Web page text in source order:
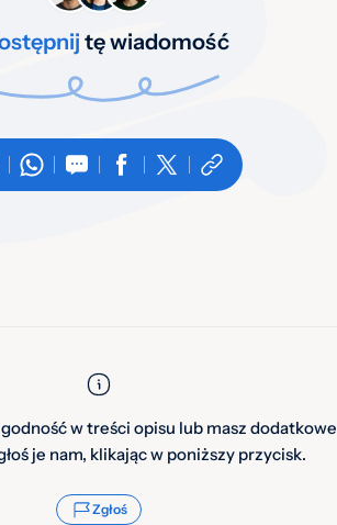
tę wiadomość
w treści opisu lub masz dodatkowe
je nam, klikając w poniższy przycisk.
Zgłoś